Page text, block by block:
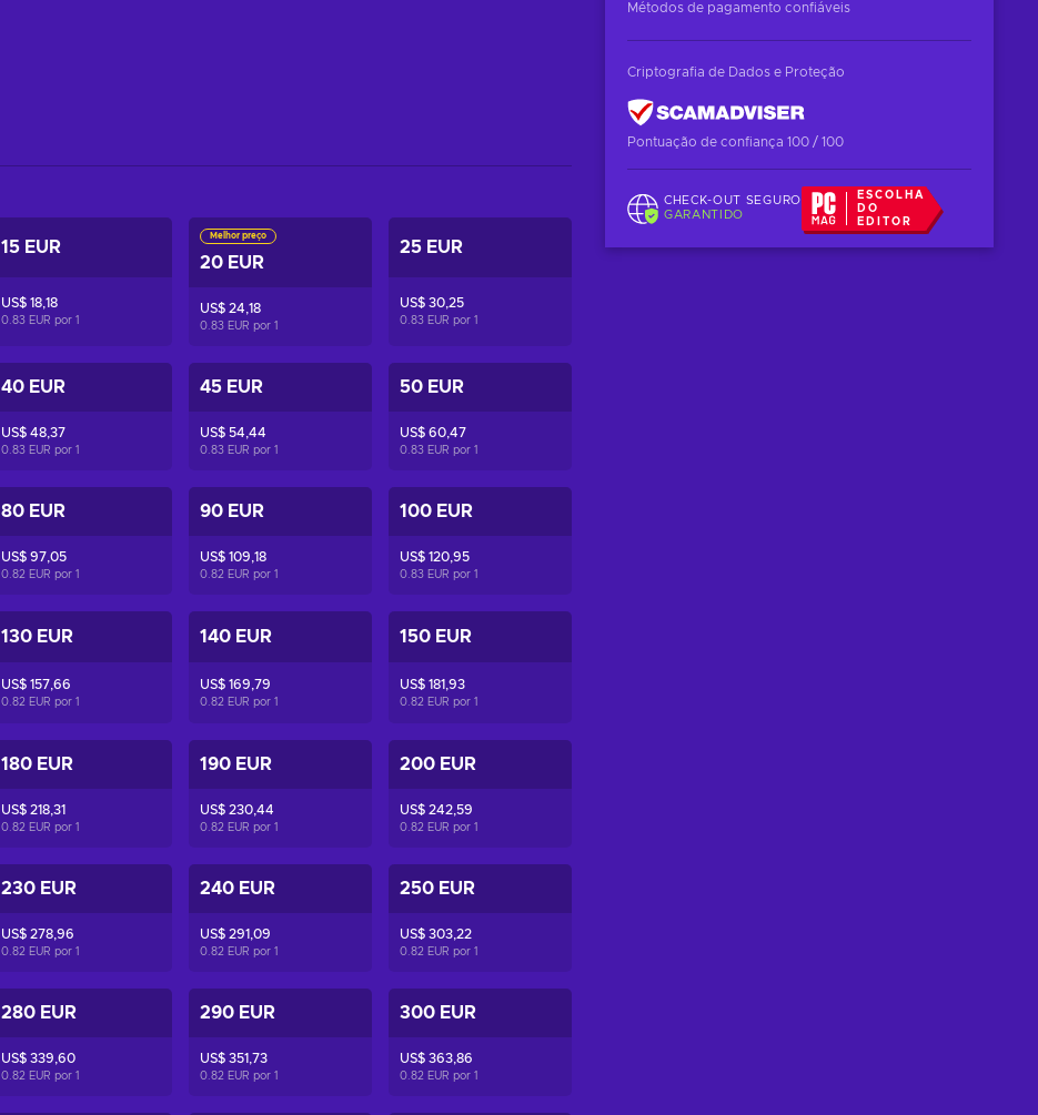
Métodos de pagamento confiáveis
Criptografia de Dados e Proteção
Pontuação de confiança 100 / 100
CHECK-OUT SEGURO
GARANTIDO
ESCOLHA
DO
EDITOR
15 EUR
US$ 18,18
0.83 EUR por 1
Melhor preço
20 EUR
US$ 24,18
0.83 EUR por1
25 EUR
US$ 30,25
0.83 EUR por1
40 EUR
US$ 48,37
0.83 EUR por 1
45 EUR
US$ 54,44
0.83 EUR por1
50 EUR
US$ 60,47
0.83 EUR por1
80 EUR
US$ 97,05
0.82 EUR por 1
90 EUR
US$ 109,18
0.82 EUR por1
100 EUR
US$ 120,95
0.83 EUR por1
130 EUR
US$ 157,66
0.82 EUR por 1
140 EUR
US$ 169,79
0.82 EUR por1
150 EUR
US$ 181,93
0.82 EUR por1
180 EUR
US$ 218,31
0.82 EUR por 1
190 EUR
US$ 230,44
0.82 EUR por1
200 EUR
US$ 242,59
0.82 EUR por1
230 EUR
US$ 278,96
0.82 EUR por 1
240 EUR
US$ 291,09
0.82 EUR por1
250 EUR
US$ 303,22
0.82 EUR por1
280 EUR
US$ 339,60
0.82 EUR por 1
290 EUR
US$ 351,73
0.82 EUR por1
300 EUR
US$ 363,86
0.82 EUR por1